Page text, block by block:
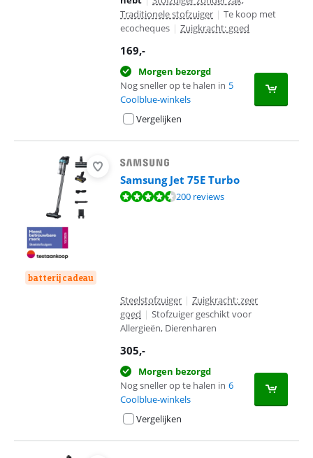
Traditionele stofzuiger | Te koop met
ecocheques | Zuigkracht: goed
169,-
Morgen bezorgd
Nog sneller op te halen in 5
Coolblue-winkels
Vergelijken
batterij cadeau
Samsung Jet 75E Turbo
Beoordeling is 8,6 van de 10, gebaseerd op 200 reviews.
200 reviews
Steelstofzuiger | Zuigkracht: zeer
goed | Stofzuiger geschikt voor
Allergieën, Dierenharen
305,-
Morgen bezorgd
Nog sneller op te halen in 6
Coolblue-winkels
Vergelijken